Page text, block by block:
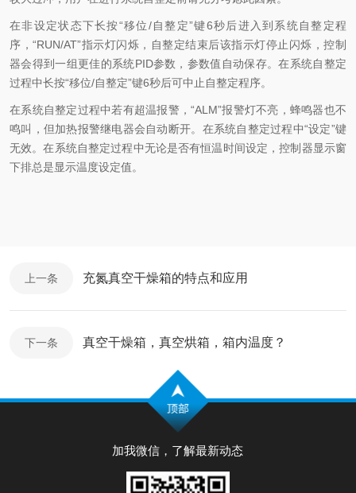
在非设定状态下长按“移位/自整定”键6秒后进入到系统自整定程
序，“RUN/AT”指示灯闪烁，自整定结束后该指示灯停止闪烁，控制
器会得到一组更佳的系统PID参数，参数值自动保存。在系统自整定
过程中长按“移位/自整定”键6秒后可中止自整定程序。
在系统自整定过程中若有超温报警，“ALM”报警灯不亮，蜂鸣器也不
鸣叫，但加热报警继电器会自动断开。在系统自整定过程中“设定”键
无效。在系统自整定过程中无论是否有恒温时间设定，控制器显示窗
下排总是显示温度设定值。
上一条 充氮真空干燥箱的特点和应用
下一条 真空干燥箱，真空烘箱，箱内温度？
加我微信，了解最新动态